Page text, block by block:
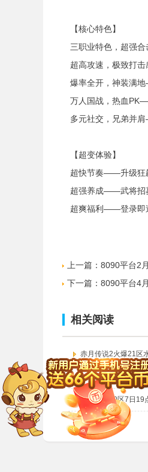
【核心特色】
三职业特色，超强合
超高攻速，极致打击
爆率全开，神装满地
万人国战，热血PK——
多元社交，兄弟并肩
【超变体验】
超快节奏——升级狂飙
超强养成——武将招募
超爽福利——登录即送
上一篇： 8090平台2
下一篇： 8090平台4
相关阅读
赤月传说2火爆21区
8090烈焰今日9点传
英雄王座20区7日19